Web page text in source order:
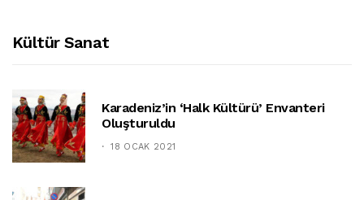
Kültür Sanat
Karadeniz’in ‘halk Kültürü’ Envanteri
Oluşturuldu
18 OCAK 2021